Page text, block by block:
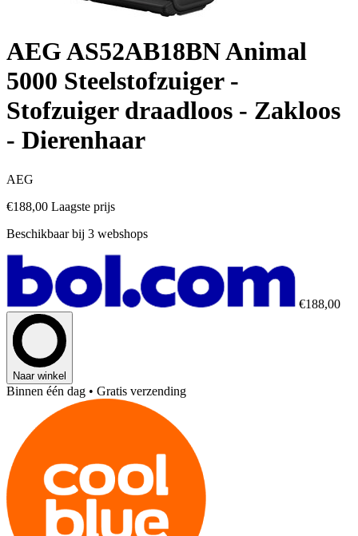
AEG AS52AB18BN Animal
5000 Steelstofzuiger -
Stofzuiger draadloos - Zakloos
- Dierenhaar
AEG
€188,00 Laagste prijs
Beschikbaar bij 3 webshops
€188,00
Naar winkel
Binnen één dag • Gratis verzending